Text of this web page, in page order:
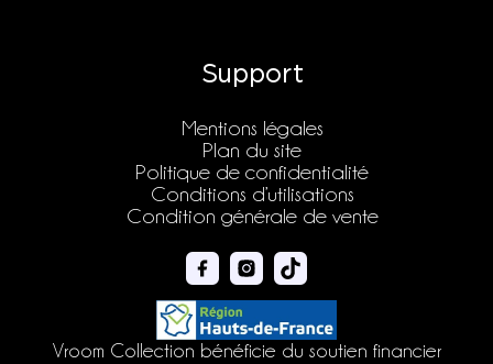
Support
Mentions légales
Plan du site
Politique de confidentialité
Conditions d’utilisations
Condition générale de vente
Vroom Collection bénéficie du soutien financier